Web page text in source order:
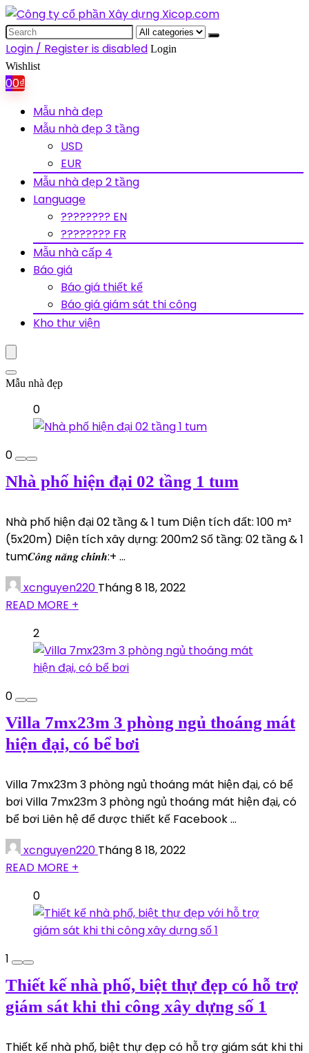
Search
for:
Login / Register is disabled Login
Wishlist
00₫
Mẫu nhà đẹp
Mẫu nhà đẹp 3 tầng
USD
EUR
Mẫu nhà đẹp 2 tầng
Language
???????? EN
???????? FR
Mẫu nhà cấp 4
Báo giá
Báo giá thiết kế
Báo giá giám sát thi công
Kho thư viện
Mẫu nhà đẹp
0
0
Nhà phố hiện đại 02 tầng 1 tum
Nhà phố hiện đại 02 tầng & 1 tum Diện tích đất: 100 m²
(5x20m) Diện tích xây dựng: 200m2 Số tầng: 02 tầng & 1
tum𝑪𝒐̂𝒏𝒈 𝒏𝒂̆𝒏𝒈 𝒄𝒉𝒊́𝒏𝒉:+ ...
xcnguyen220 Tháng 8 18, 2022
READ MORE +
2
0
Villa 7mx23m 3 phòng ngủ thoáng mát
hiện đại, có bể bơi
Villa 7mx23m 3 phòng ngủ thoáng mát hiện đại, có bể
bơi Villa 7mx23m 3 phòng ngủ thoáng mát hiện đại, có
bể bơi Liên hệ để được thiết kế Facebook ...
xcnguyen220 Tháng 8 18, 2022
READ MORE +
0
1
Thiết kế nhà phố, biệt thự đẹp có hỗ trợ
giám sát khi thi công xây dựng số 1
Thiết kế nhà phố, biệt thự đẹp có hỗ trợ giám sát khi thi